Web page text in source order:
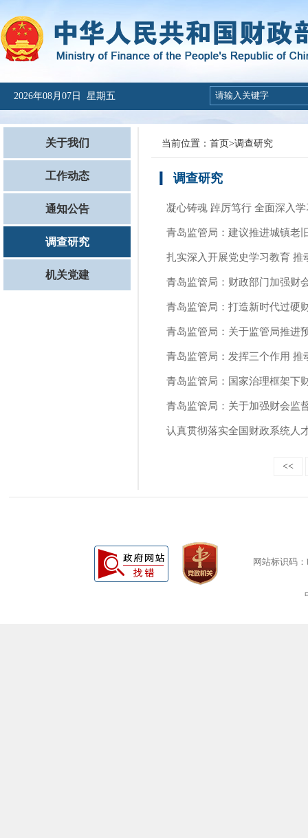
2026年08月07日 星期五
关于我们
工作动态
通知公告
调查研究
机关党建
当前位置： 首页>调查研究
调查研究
凝心铸魂 踔厉笃行 全面深入
青岛监管局：建议推进城镇老
扎实深入开展党史学习教育 推
青岛监管局：财政部门加强财
青岛监管局：打造新时代过硬
青岛监管局：关于监管局推进
青岛监管局：发挥三个作用 推
青岛监管局：国家治理框架下
青岛监管局：关于加强财会监
认真贯彻落实全国财政系统人
<<
网站标识码